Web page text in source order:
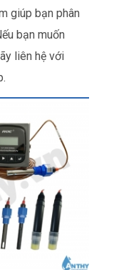
giúp bạn phân
bạn muốn
liên hệ với